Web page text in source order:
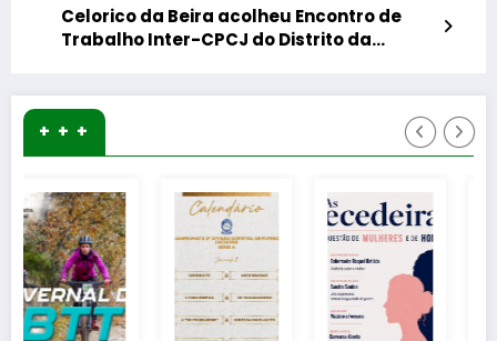
Celorico da Beira acolheu Encontro de
Trabalho Inter-CPCJ do Distrito da
+ + +